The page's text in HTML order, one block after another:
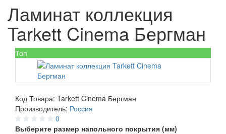
Ламинат коллекция
Tarkett Cinema Бергман
Топ
Код Товара: Tarkett Cinema Бергман
Производитель: Россия
0
Выберите размер напольного покрытия (мм)